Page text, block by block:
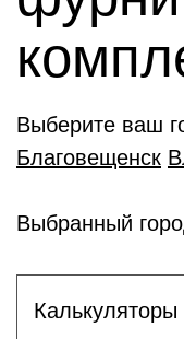
Выберите ваш
Благовещенск
Выбранный
Калькуляторы